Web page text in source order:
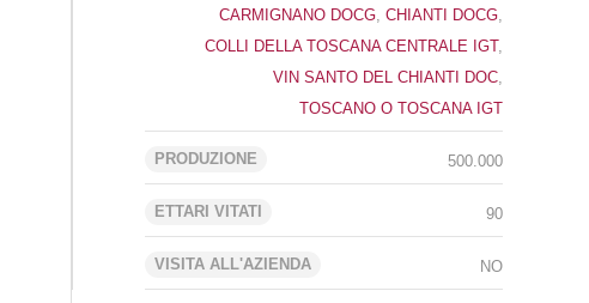
CARMIGNANO DOCG CHIANTI DOCG
COLLI DELLA TOSCANA CENTRALE IGT,
VIN SANTO DEL CHIANTI DOC
TOSCANO O TOSCANA IGT
PRODUZIONE 500.000
ETTARI VITATI 90
VISITA ALL'AZIENDA NO